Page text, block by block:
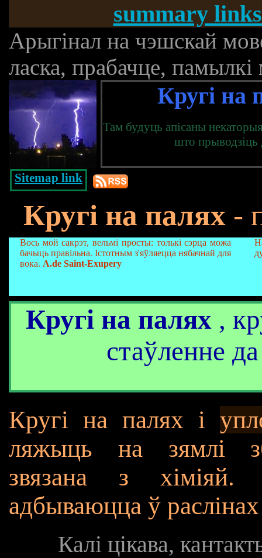
summary
Арыгінал на чэшскай
ласка, прабачце,
Кругі на
Там будуць апісаны
што прыводзіць
Sitemap link
Кругі на палях-
Вось мой сакрэт, вельмі просты: толькі сэрца можа
бачыць правільна. Істотным з'яўляецца нябачнай для
вока. A.de Saint-Exupery
Кругі на палях,
стаўленне да
Кругі на палях і
ляжыць на зямлі
звязана з хіміяй.
адбываюцца ў раслінах
Калі цікава,